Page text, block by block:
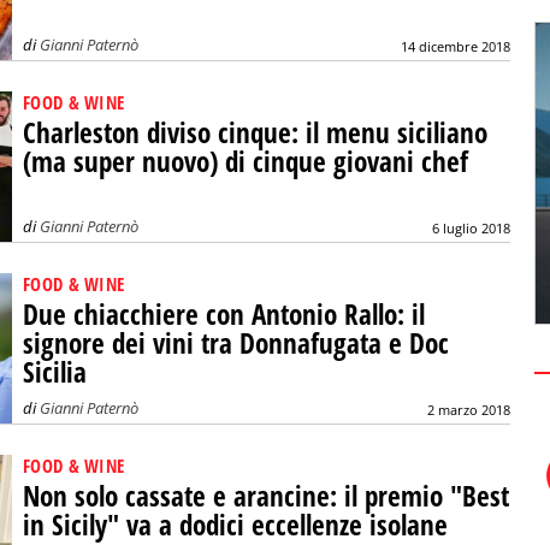
diGianni Paternò 14 dicembre 2018
FOOD & WINE
Charleston diviso cinque: il menu siciliano
(ma super nuovo) di cinque giovani chef
diGianni Paternò 6 luglio 2018
FOOD & WINE
Due chiacchiere con Antonio Rallo: il
signore dei vini tra Donnafugata e Doc
Sicilia
diGianni Paternò 2 marzo 2018
FOOD & WINE
Non solo cassate e arancine: il premio "Best
in Sicily" va a dodici eccellenze isolane